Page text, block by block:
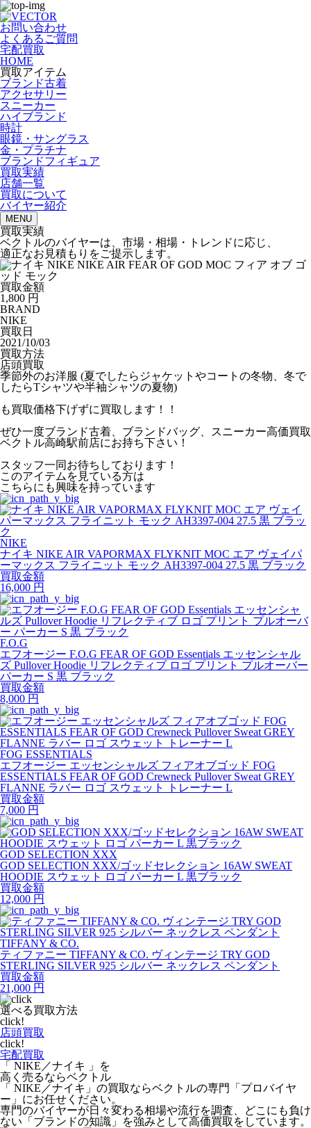
お問い合わせ
よくあるご質問
宅配買取
HOME
買取アイテム
ブランド古着
アクセサリー
スニーカー
ハイブランド
時計
眼鏡・サングラス
金・プラチナ
ブランドフィギュア
買取実績
店舗一覧
買取について
バイヤー紹介
MENU
買取実績
ベクトルのバイヤーは、市場・相場・トレンドに応じ、
適正なお見積もりをご提示します。
買取金額
1,800 円
BRAND
NIKE
買取日
2021/10/03
買取方法
店頭買取
季節外のお洋服 (夏でしたらジャケットやコートの冬物、冬で
したらTシャツや半袖シャツの夏物)
も買取価格下げずに買取します！！
ぜひ一度ブランド古着、ブランドバッグ、スニーカー高価買取
ベクトル高崎駅前店にお持ち下さい！
スタッフ一同お待ちしております！
このアイテムを見ている方は
こちらにも興味を持っています
NIKE
ナイキ NIKE AIR VAPORMAX FLYKNIT MOC エア ヴェイパ
ーマックス フライニット モック AH3397-004 27.5 黒 ブラック
買取金額
16,000 円
F.O.G
エフオージー F.O.G FEAR OF GOD Essentials エッセンシャル
ズ Pullover Hoodie リフレクティブ ロゴ プリント プルオーバー
パーカー S 黒 ブラック
買取金額
8,000 円
FOG ESSENTIALS
エフオージー エッセンシャルズ フィアオブゴッド FOG
ESSENTIALS FEAR OF GOD Crewneck Pullover Sweat GREY
FLANNE ラバー ロゴ スウェット トレーナー L
買取金額
7,000 円
GOD SELECTION XXX
GOD SELECTION XXX/ゴッドセレクション 16AW SWEAT
HOODIE スウェット ロゴ パーカー L 黒ブラック
買取金額
12,000 円
TIFFANY & CO.
ティファニー TIFFANY & CO. ヴィンテージ TRY GOD
STERLING SILVER 925 シルバー ネックレス ペンダント
買取金額
21,000 円
選べる買取方法
click!
店頭買取
click!
宅配買取
「 NIKE／ナイキ 」を
高く売るならベクトル
「 NIKE／ナイキ」の買取ならベクトルの専門「プロバイヤ
ー」にお任せください。
専門のバイヤーが日々変わる相場や流行を調査、どこにも負け
ない「ブランドの知識」を強みとして高価買取をしています。